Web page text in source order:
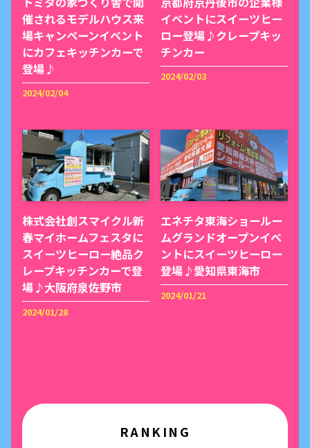
催されるモデルハウス来
場キャンペーンイベント
にカフェキッチンカーで
登場♪
2024/02/04
イベントにスイーツヒー
ロー登場♪クレープキッ
チンカー
2024/02/03
株式会社創スマイクル新
春マイホームフェスタに
スイーツヒーロー絶品ク
レープキッチンカーで登
場♪大阪府泉佐野市
2024/01/28
エネチタ東海ショールー
ムグランドオープンイベ
ントにスイーツヒーロー
登場♪愛知県東海市
2024/01/21
RANKING